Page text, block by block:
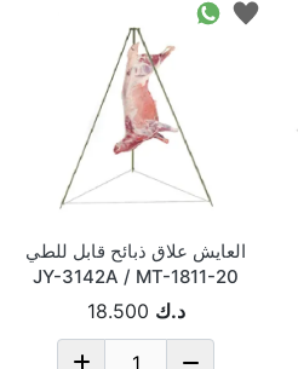
العايش علاق ذبائح قابل للطي
JY-3142A / MT-1811-20
د.ك 18.500